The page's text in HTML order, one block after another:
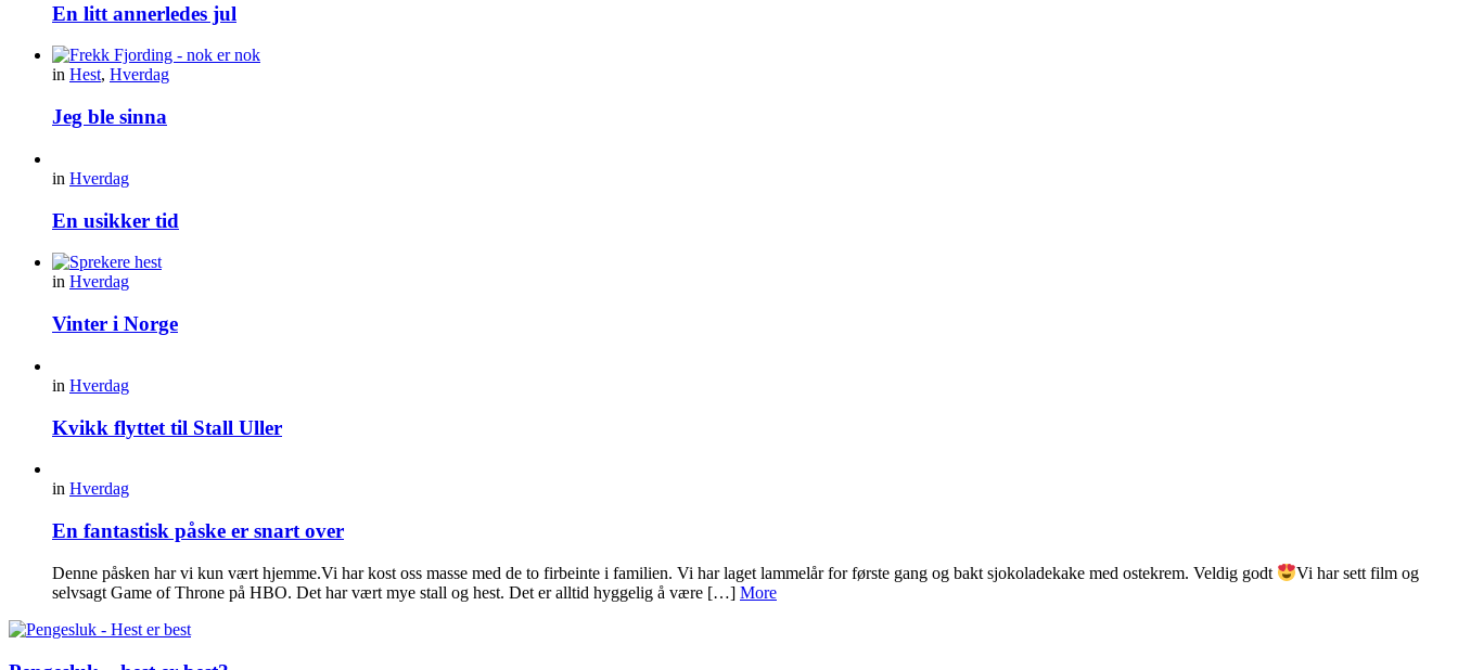
En litt annerledes jul
in Hest, Hverdag
Jeg ble sinna
in Hverdag
En usikker tid
in Hverdag
Vinter i Norge
in Hverdag
Kvikk flyttet til Stall Uller
in Hverdag
En fantastisk påske er snart over
Denne påsken har vi kun vært hjemme.Vi har kost oss masse med de to firbeinte i familien. Vi har laget lammelår for første gang og bakt sjokoladekake med ostekrem. Veldig godt
Vi har sett film og
selvsagt Game of Throne på HBO. Det har vært mye stall og hest. Det er alltid hyggelig å være […] More